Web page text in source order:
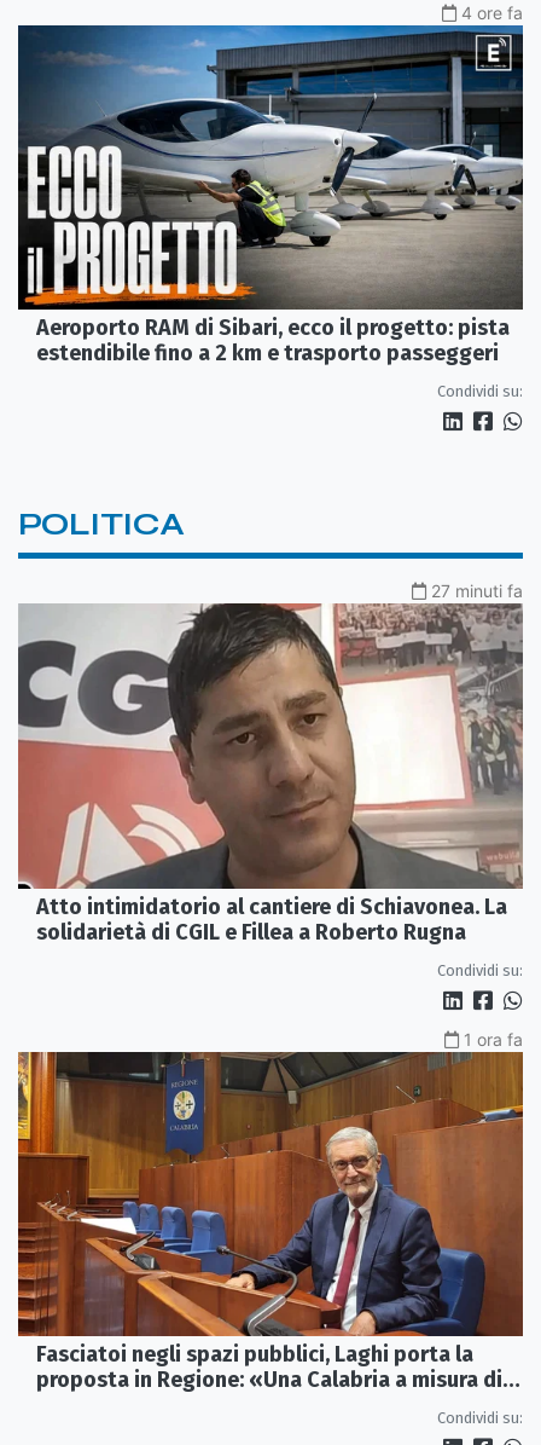
4 ore fa
Aeroporto RAM di Sibari, ecco il progetto: pista
estendibile fino a 2 km e trasporto passeggeri
Condividi su:
POLITICA
27 minuti fa
Atto intimidatorio al cantiere di Schiavonea. La
solidarietà di CGIL e Fillea a Roberto Rugna
Condividi su:
1 ora fa
Fasciatoi negli spazi pubblici, Laghi porta la
proposta in Regione: «Una Calabria a misura di
Condividi su: